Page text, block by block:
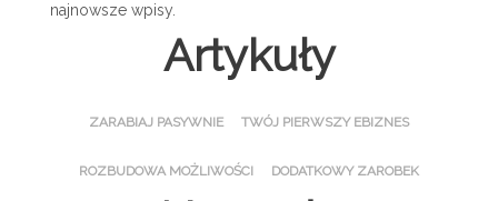
najnowsze wpisy.
Artykuły
ZARABIAJ PASYWNIE TWÓJ PIERWSZY EBIZNES
ROZBUDOWA MOŻLIWOŚCI DODATKOWY ZAROBEK